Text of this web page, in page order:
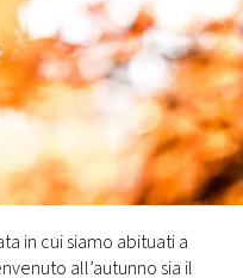
in cui siamo abituati a
all’autunno sia il